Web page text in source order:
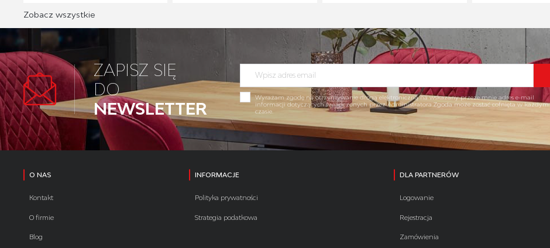
Zobacz wszystkie
ZAPISZ SIĘ
DO
NEWSLETTER
Wyrażam zgodę na otrzymywanie drogą elektroniczną na wskazany przeze mnie adres e-mail
informacji dotyczących świadczonych przez Administratora.Zgoda może zostać cofnięta w każdym
czasie.
O NAS
Kontakt
O firmie
Blog
INFORMACJE
Polityka prywatności
Strategia podatkowa
DLA PARTNERÓW
Logowanie
Rejestracja
Zamówienia